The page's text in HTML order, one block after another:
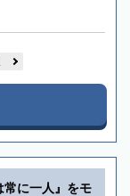
常に一人』をモ